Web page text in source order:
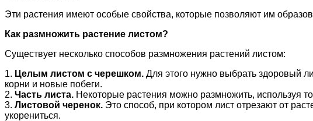
Эти растения имеют особые свойства, которые позволяют им
Как размножить растение листом?
Существует несколько способов размножения растений листом:
1. Целым листом с черешком. Для этого нужно выбрать здоровый
корни и новые побеги.
2. Часть листа. Некоторые растения можно размножить, используя
3. Листовой черенок. Это способ, при котором лист отрезают от
укорениться.